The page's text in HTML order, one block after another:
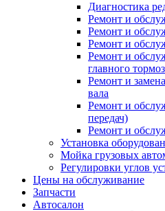
Диагностика
Ремонт и
Ремонт и
Ремонт и
Ремонт и
главного
Ремонт и
вала
Ремонт и
передач)
Ремонт и
Установка
Мойка грузовых
Регулировки углов
Цены на обслуживание
Запчасти
Автосалон